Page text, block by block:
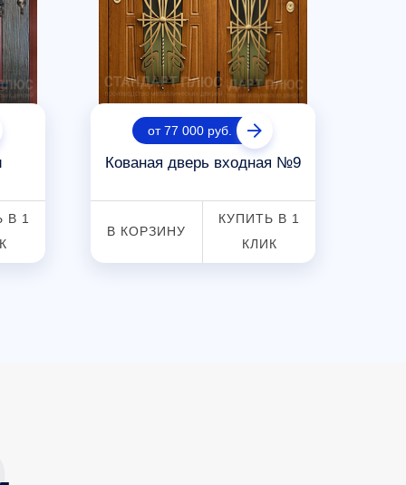
В 1
от 77 000 руб.
Кованая дверь входная №9
В КОРЗИНУ
КУПИТЬ В 1
КЛИК